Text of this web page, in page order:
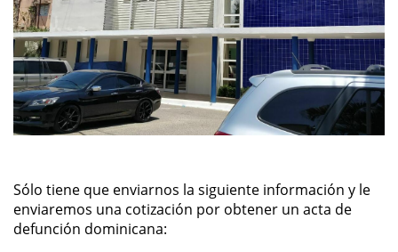
Sólo tiene que enviarnos la siguiente información y le
enviaremos una cotización por obtener un acta de
defunción dominicana: